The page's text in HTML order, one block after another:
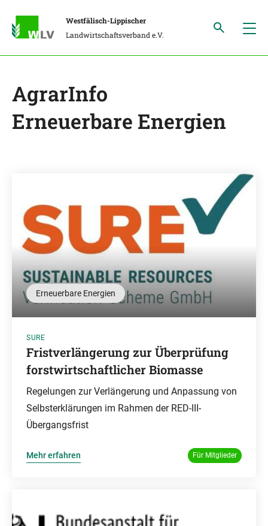
Westfälisch-Lippischer
Landwirtschaftsverband e.V.
AgrarInfo
Erneuerbare Energien
Erneuerbare Energien
SURE
Fristverlängerung zur Überprüfung
forstwirtschaftlicher Biomasse
Regelungen zur Verlängerung und Anpassung von
Selbsterklärungen im Rahmen der RED-III-
Übergangsfrist
Mehr erfahren Für Mitglieder